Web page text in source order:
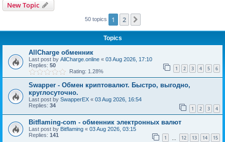
New Topic
50 topics 1 2
Topics
AllCharge обменник
Last post by AllCharge.online « 03 Aug 2026, 17:10
Replies: 50 1 2 3 4 5 6
Rating: 1.28%
Swapper - Обмен криптовалют. Быстро, выгодно,
круглосуточно.
Last post by SwapperEX « 03 Aug 2026, 16:54
Replies: 34 1 2 3 4
Bitflaming-com - обменник электронных валют
Last post by Bitflaming « 03 Aug 2026, 03:15
Replies: 141 1 12 13 14 15